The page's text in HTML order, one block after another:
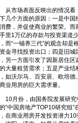
市场表面反映出的情况看
几个方面的原因：一是中
费，并促使商业的繁荣。
里1万亿的存款与投资渠道
而“一铺养三代”的观念却
金寻找投资出口；四是旧
另一方面引发了因新居住
大量租赁需求；五是产业
如沃尔马、百安居、欧培
业用房的巨大需求量。
月份，由国务院发展研究
“中国房地产TOP10研究组
在商业用房开发投资潜力